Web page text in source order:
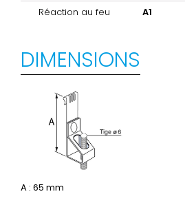
Réaction au feu
A1
DIMENSIONS
A : 65 mm